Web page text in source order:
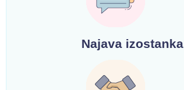
Najava izostanka